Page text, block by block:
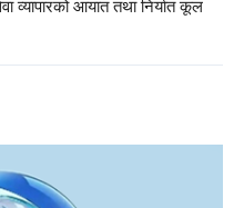
व्यापारको आयात तथा निर्यात कूल